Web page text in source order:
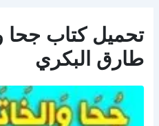
طارق البكري